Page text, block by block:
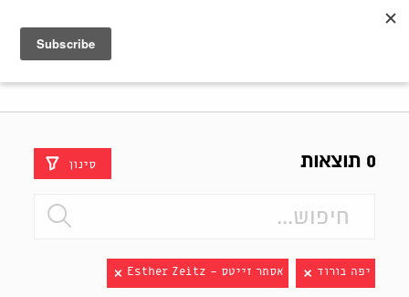
0 תוצאות סינון
יפה בורוד אסתר זייטס - Esther Zeitz